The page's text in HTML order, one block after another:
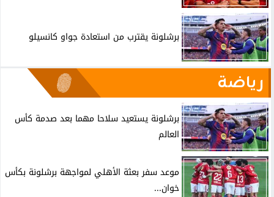
برشلونة يقترب من استعادة جواو كانسيلو
رياضة
برشلونة يستعيد سلاحا مهما بعد صدمة كأس
العالم
موعد سفر بعثة الأهلي لمواجهة برشلونة بكأس
خوان...